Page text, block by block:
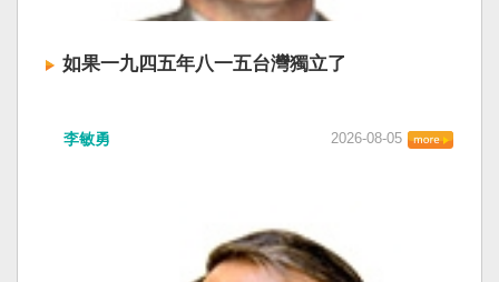
如果一九四五年八一五台灣獨立了
李敏勇 2026-08-05